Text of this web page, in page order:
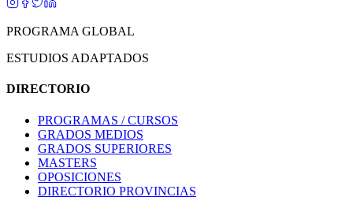
PROGRAMAS / CURSOS
GRADOS MEDIOS
GRADOS SUPERIORES
MASTERS
OPOSICIONES